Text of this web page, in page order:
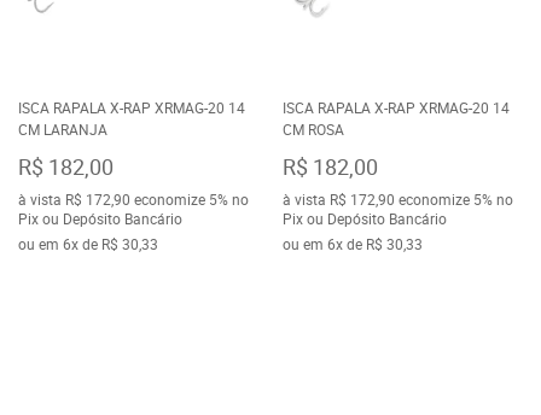
ISCA RAPALA X-RAP XRMAG-20 14
CM LARANJA
R$ 182,00
à vista R$ 172,90 economize 5%no
Pix ou Depósito Bancário
ou em 6xde R$ 30,33
ISCA RAPALA X-RAP XRMAG-20 14
CM ROSA
R$ 182,00
à vista R$ 172,90 economize 5%no
Pix ou Depósito Bancário
ou em 6xde R$ 30,33